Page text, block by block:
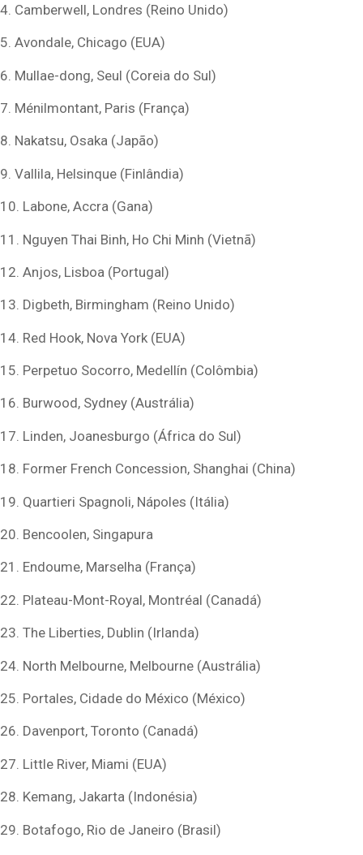
4. Camberwell, Londres (Reino Unido)
5. Avondale, Chicago (EUA)
6. Mullae-dong, Seul (Coreia do Sul)
7. Ménilmontant, Paris (França)
8. Nakatsu, Osaka (Japão)
9. Vallila, Helsinque (Finlândia)
10. Labone, Accra (Gana)
11. Nguyen Thai Binh, Ho Chi Minh (Vietnã)
12. Anjos, Lisboa (Portugal)
13. Digbeth, Birmingham (Reino Unido)
14. Red Hook, Nova York (EUA)
15. Perpetuo Socorro, Medellín (Colômbia)
16. Burwood, Sydney (Austrália)
17. Linden, Joanesburgo (África do Sul)
18. Former French Concession, Shanghai (China)
19. Quartieri Spagnoli, Nápoles (Itália)
20. Bencoolen, Singapura
21. Endoume, Marselha (França)
22. Plateau-Mont-Royal, Montréal (Canadá)
23. The Liberties, Dublin (Irlanda)
24. North Melbourne, Melbourne (Austrália)
25. Portales, Cidade do México (México)
26. Davenport, Toronto (Canadá)
27. Little River, Miami (EUA)
28. Kemang, Jakarta (Indonésia)
29. Botafogo, Rio de Janeiro (Brasil)